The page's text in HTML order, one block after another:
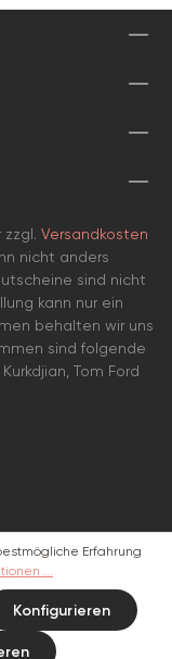
zzgl. Versandkosten
nicht anders
sind nicht
kann nur ein
behalten wir uns
sind folgende
Tom Ford
Erfahrung
...
Konfigurieren